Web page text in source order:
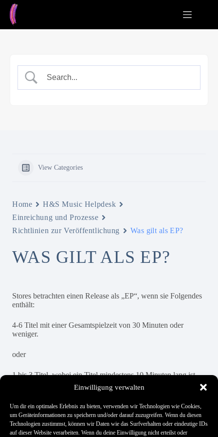
Einwilligung verwalten
Um dir ein optimales Erlebnis zu bieten, verwenden wir Technologien wie Cookies,
um Geräteinformationen zu speichern und/oder darauf zuzugreifen. Wenn du diesen
Technologien zustimmst, können wir Daten wie das Surfverhalten oder eindeutige IDs
auf dieser Website verarbeiten. Wenn du deine Einwilligung nicht erteilst oder
Zum
Inhalt
springen
View Categories
Home
H&S Music Helpdesk
Einreichung und Prozesse
Richtlinien zur Veröffentlichung
Was gilt als EP?
WAS GILT ALS EP?
Stores betrachten einen Release als „EP“, wenn sie Folgendes
enthält:
4-6 Titel mit einer Gesamtspielzeit von 30 Minuten oder
weniger.
oder
1 bis 3 Titel, wobei ein Titel mindestens 10 Minuten lang ist
und die Gesamtspielzeit 30 Minuten oder weniger beträgt.
Hat es dir geholfen?